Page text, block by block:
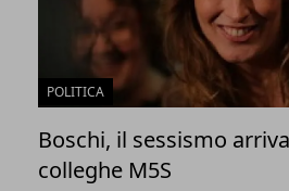
POLITICA
Boschi, il sessismo
colleghe M5S